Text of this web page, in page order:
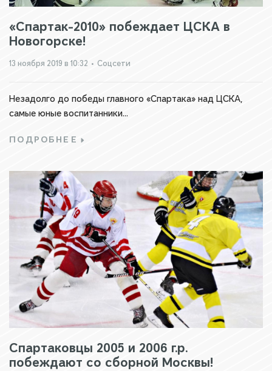
«Спартак-2010» побеждает ЦСКА в
Новогорске!
13 ноября 2019 в 10:32 • Соцсети
Незадолго до победы главного «Спартака» над ЦСКА,
самые юные воспитанники...
ПОДРОБНЕЕ
Спартаковцы 2005 и 2006 г.р.
побеждают со сборной Москвы!